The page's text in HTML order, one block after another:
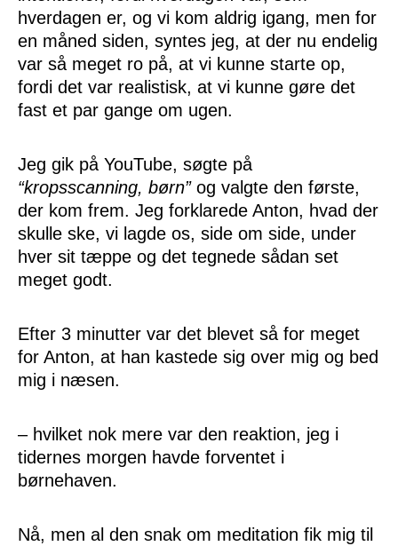
hverdagen er, og vi kom aldrig igang, men for
en måned siden, syntes jeg, at der nu endelig
var så meget ro på, at vi kunne starte op,
fordi det var realistisk, at vi kunne gøre det
fast et par gange om ugen.
Jeg gik på YouTube, søgte på
“kropsscanning, børn”og valgte den første,
der kom frem. Jeg forklarede Anton, hvad der
skulle ske, vi lagde os, side om side, under
hver sit tæppe og det tegnede sådan set
meget godt.
Efter 3 minutter var det blevet så for meget
for Anton, at han kastede sig over mig og bed
mig i næsen.
– hvilket nok mere var den reaktion, jeg i
tidernes morgen havde forventet i
børnehaven.
Nå, men al den snak om meditation fik mig til